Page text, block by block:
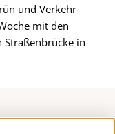
und Verkehr
mit den
in